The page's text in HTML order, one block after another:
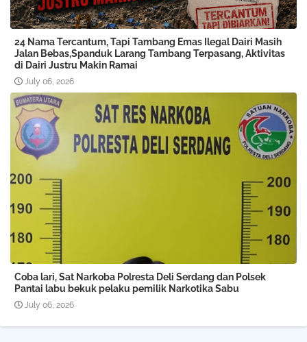
24 Nama Tercantum, Tapi Tambang Emas Ilegal Dairi Masih
Jalan Bebas,Spanduk Larang Tambang Terpasang, Aktivitas
di Dairi Justru Makin Ramai
July 06, 2026
Coba lari, Sat Narkoba Polresta Deli Serdang dan Polsek
Pantai labu bekuk pelaku pemilik Narkotika Sabu
July 06, 2026